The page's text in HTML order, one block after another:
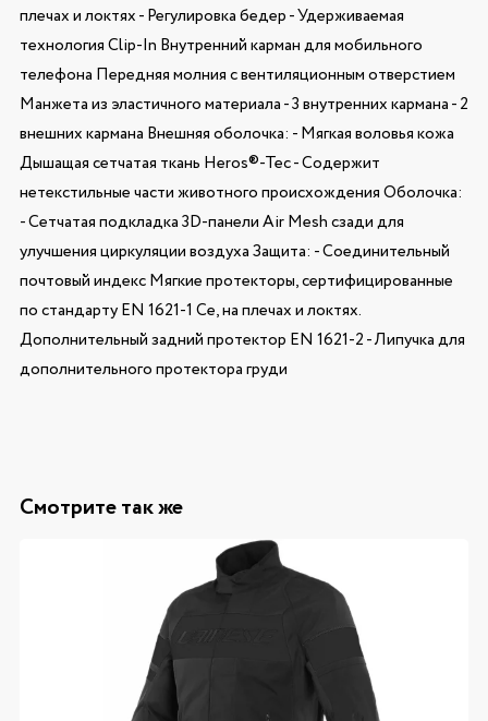
плечах и локтях - Регулировка бедер - Удерживаемая
технология Clip-In Внутренний карман для мобильного
телефона Передняя молния с вентиляционным отверстием
Манжета из эластичного материала - 3 внутренних кармана - 2
внешних кармана Внешняя оболочка: - Мягкая воловья кожа
Дышащая сетчатая ткань Heros®-Tec - Содержит
нетекстильные части животного происхождения Оболочка:
- Сетчатая подкладка 3D-панели Air Mesh сзади для
улучшения циркуляции воздуха Защита: - Соединительный
почтовый индекс Мягкие протекторы, сертифицированные
по стандарту EN 1621-1 Ce, на плечах и локтях.
Дополнительный задний протектор EN 1621-2 - Липучка для
дополнительного протектора груди
Смотрите так же